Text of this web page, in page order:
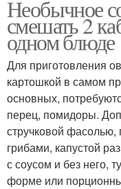
Необычное
смешать 2
одном блюде
Для приготовления
картошкой в самом
основных,
перец, помидоры.
стручковой фасолью,
грибами, капустой
с соусом и без него,
форме или